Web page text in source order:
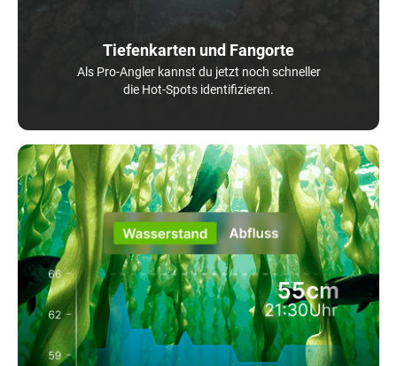
Tiefenkarten und Fangorte
Als Pro-Angler kannst du jetzt noch schneller
die Hot-Spots identifizieren.